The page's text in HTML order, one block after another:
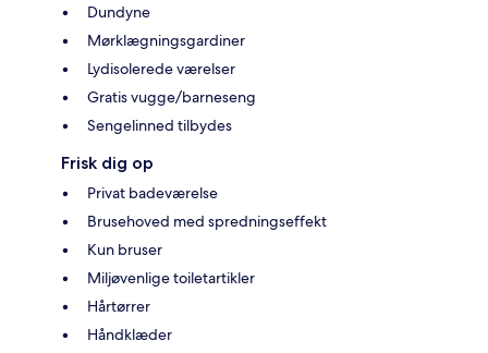
Dundyne
Mørklægningsgardiner
Lydisolerede værelser
Gratis vugge/barneseng
Sengelinned tilbydes
Frisk dig op
Privat badeværelse
Brusehoved med spredningseffekt
Kun bruser
Miljøvenlige toiletartikler
Hårtørrer
Håndklæder